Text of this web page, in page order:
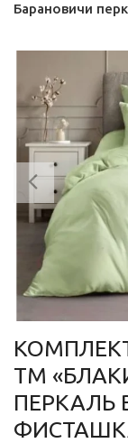
Барановичи
ТМ
ПЕРКАЛЬ